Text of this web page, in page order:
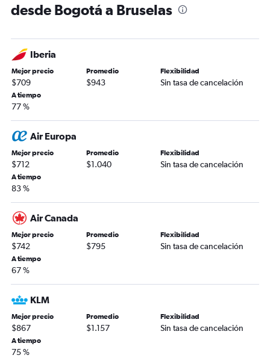
desde Bogotá a Bruselas
Iberia
Mejor precio
$709
Promedio
$943
Flexibilidad
Sin tasa de cancelación
A tiempo
77 %
Air Europa
Mejor precio
$712
Promedio
$1.040
Flexibilidad
Sin tasa de cancelación
A tiempo
83 %
Air Canada
Mejor precio
$742
Promedio
$795
Flexibilidad
Sin tasa de cancelación
A tiempo
67 %
KLM
Mejor precio
$867
Promedio
$1.157
Flexibilidad
Sin tasa de cancelación
A tiempo
75 %